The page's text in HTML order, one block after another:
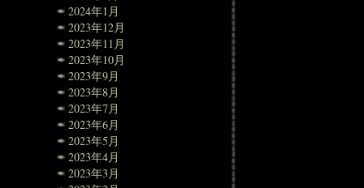
2024年1月
2023年12月
2023年11月
2023年10月
2023年9月
2023年8月
2023年7月
2023年6月
2023年5月
2023年4月
2023年3月